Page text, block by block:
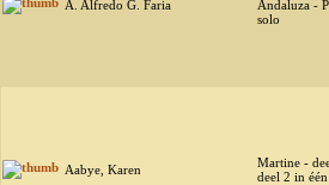
A. Alfredo G. Faria
Andaluza -
solo
Aabye, Karen
Martine -
deel 2 in